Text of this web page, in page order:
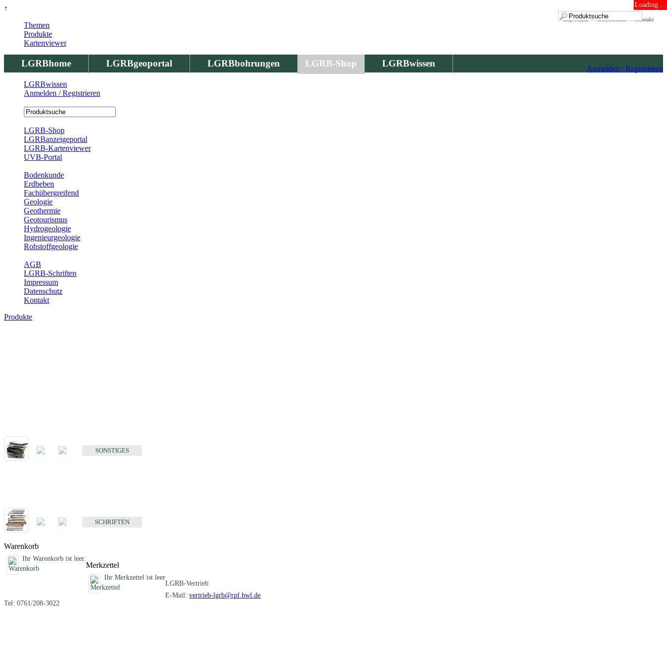
↑ Loading ...
Kontakt
Datenschutz
Impressum
LGRBhome LGRBgeoportal LGRBbohrungen LGRB-Shop LGRBwissen
Anmelden / Registrieren
Themen
Produkte
Kartenviewer
LGRBwissen
Anmelden / Registrieren
LGRB-Shop
LGRBanzeigeportal
LGRB-Kartenviewer
UVB-Portal
Bodenkunde
Erdbeben
Fachübergreifend
Geologie
Geothermie
Geotourismus
Hydrogeologie
Ingenieurgeologie
Rohstoffgeologie
AGB
LGRB-Schriften
Impressum
Datenschutz
Kontakt
Produkte
SONSTIGES
SCHRIFTEN
Warenkorb
Ihr Warenkorb ist leer.
Merkzettel
Ihr Merkzettel ist leer
LGRB-Vertrieb
E-Mail: vertrieb-lgrb@rpf.bwl.de
Tel: 0761/208-3022